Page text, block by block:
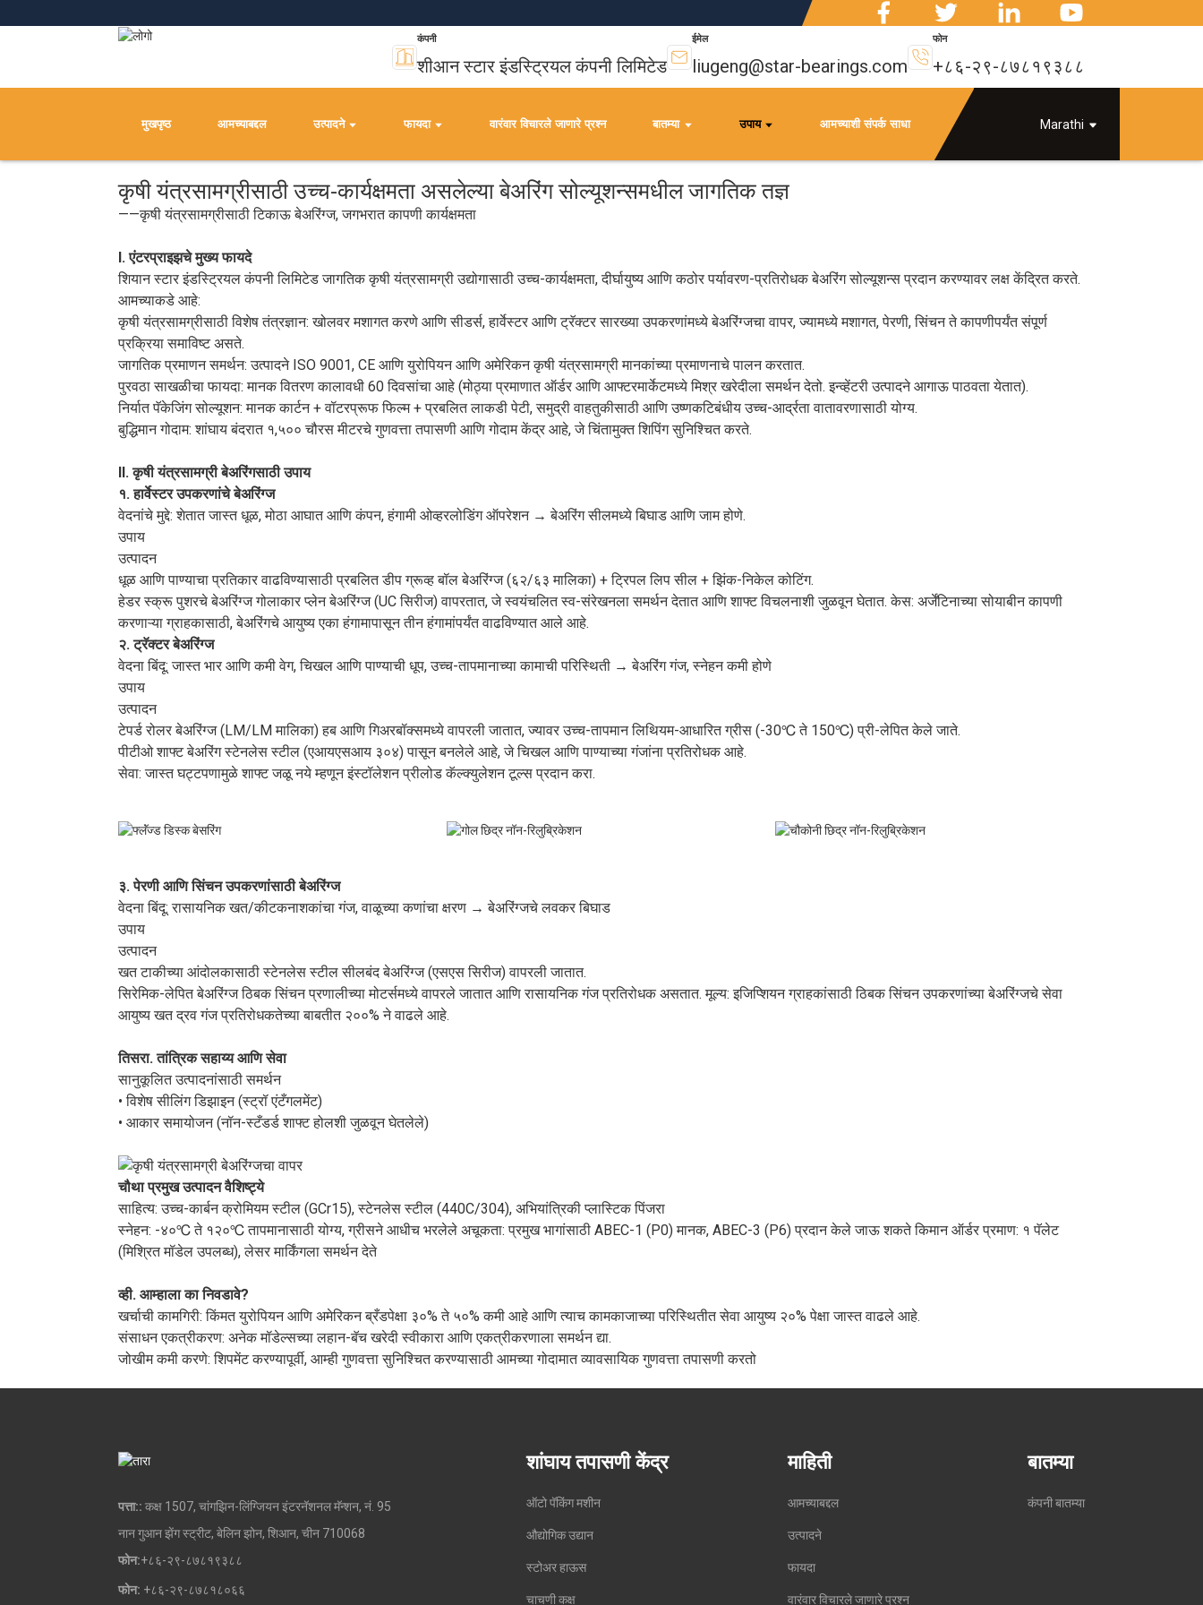
कंपनी
शीआन स्टार इंडस्ट्रियल कंपनी लिमिटेड
ईमेल
liugeng@star-bearings.com
फोन
+८६-२९-८७८१९३८८
मुखपृष्ठ आमच्याबद्दल उत्पादने फायदा वारंवार विचारले जाणारे प्रश्न बातम्या उपाय आमच्याशी संपर्क साधा Marathi
कृषी यंत्रसामग्रीसाठी उच्च-कार्यक्षमता असलेल्या बेअरिंग सोल्यूशन्समधील जागतिक तज्ञ
——कृषी यंत्रसामग्रीसाठी टिकाऊ बेअरिंग्ज, जगभरात कापणी कार्यक्षमता
I. एंटरप्राइझचे मुख्य फायदे
शियान स्टार इंडस्ट्रियल कंपनी लिमिटेड जागतिक कृषी यंत्रसामग्री उद्योगासाठी उच्च-कार्यक्षमता, दीर्घायुष्य आणि कठोर पर्यावरण-प्रतिरोधक बेअरिंग सोल्यूशन्स प्रदान करण्यावर लक्ष केंद्रित करते.
आमच्याकडे आहे:
कृषी यंत्रसामग्रीसाठी विशेष तंत्रज्ञान: खोलवर मशागत करणे आणि सीडर्स, हार्वेस्टर आणि ट्रॅक्टर सारख्या उपकरणांमध्ये बेअरिंग्जचा वापर, ज्यामध्ये मशागत, पेरणी, सिंचन ते कापणीपर्यंत संपूर्ण
प्रक्रिया समाविष्ट असते.
जागतिक प्रमाणन समर्थन: उत्पादने ISO 9001, CE आणि युरोपियन आणि अमेरिकन कृषी यंत्रसामग्री मानकांच्या प्रमाणनाचे पालन करतात.
पुरवठा साखळीचा फायदा: मानक वितरण कालावधी 60 दिवसांचा आहे (मोठ्या प्रमाणात ऑर्डर आणि आफ्टरमार्केटमध्ये मिश्र खरेदीला समर्थन देतो. इन्व्हेंटरी उत्पादने आगाऊ पाठवता येतात).
निर्यात पॅकेजिंग सोल्यूशन: मानक कार्टन + वॉटरप्रूफ फिल्म + प्रबलित लाकडी पेटी, समुद्री वाहतुकीसाठी आणि उष्णकटिबंधीय उच्च-आर्द्रता वातावरणासाठी योग्य.
बुद्धिमान गोदाम: शांघाय बंदरात १,५०० चौरस मीटरचे गुणवत्ता तपासणी आणि गोदाम केंद्र आहे, जे चिंतामुक्त शिपिंग सुनिश्चित करते.
II. कृषी यंत्रसामग्री बेअरिंगसाठी उपाय
१. हार्वेस्टर उपकरणांचे बेअरिंग्ज
वेदनांचे मुद्दे: शेतात जास्त धूळ, मोठा आघात आणि कंपन, हंगामी ओव्हरलोडिंग ऑपरेशन → बेअरिंग सीलमध्ये बिघाड आणि जाम होणे.
उपाय
उत्पादन
धूळ आणि पाण्याचा प्रतिकार वाढविण्यासाठी प्रबलित डीप ग्रूव्ह बॉल बेअरिंग्ज (६२/६३ मालिका) + ट्रिपल लिप सील + झिंक-निकेल कोटिंग.
हेडर स्क्रू पुशरचे बेअरिंग्ज गोलाकार प्लेन बेअरिंग्ज (UC सिरीज) वापरतात, जे स्वयंचलित स्व-संरेखनला समर्थन देतात आणि शाफ्ट विचलनाशी जुळवून घेतात. केस: अर्जेंटिनाच्या सोयाबीन कापणी
करणाऱ्या ग्राहकासाठी, बेअरिंगचे आयुष्य एका हंगामापासून तीन हंगामांपर्यंत वाढविण्यात आले आहे.
२. ट्रॅक्टर बेअरिंग्ज
वेदना बिंदू: जास्त भार आणि कमी वेग, चिखल आणि पाण्याची धूप, उच्च-तापमानाच्या कामाची परिस्थिती → बेअरिंग गंज, स्नेहन कमी होणे
उपाय
उत्पादन
टेपर्ड रोलर बेअरिंग्ज (LM/LM मालिका) हब आणि गिअरबॉक्समध्ये वापरली जातात, ज्यावर उच्च-तापमान लिथियम-आधारित ग्रीस (-30℃ ते 150℃) प्री-लेपित केले जाते.
पीटीओ शाफ्ट बेअरिंग स्टेनलेस स्टील (एआयएसआय ३०४) पासून बनलेले आहे, जे चिखल आणि पाण्याच्या गंजांना प्रतिरोधक आहे.
सेवा: जास्त घट्टपणामुळे शाफ्ट जळू नये म्हणून इंस्टॉलेशन प्रीलोड कॅल्क्युलेशन टूल्स प्रदान करा.
३. पेरणी आणि सिंचन उपकरणांसाठी बेअरिंग्ज
वेदना बिंदू: रासायनिक खत/कीटकनाशकांचा गंज, वाळूच्या कणांचा क्षरण → बेअरिंग्जचे लवकर बिघाड
उपाय
उत्पादन
खत टाकीच्या आंदोलकासाठी स्टेनलेस स्टील सीलबंद बेअरिंग्ज (एसएस सिरीज) वापरली जातात.
सिरेमिक-लेपित बेअरिंग्ज ठिबक सिंचन प्रणालीच्या मोटर्समध्ये वापरले जातात आणि रासायनिक गंज प्रतिरोधक असतात. मूल्य: इजिप्शियन ग्राहकांसाठी ठिबक सिंचन उपकरणांच्या बेअरिंग्जचे सेवा
आयुष्य खत द्रव गंज प्रतिरोधकतेच्या बाबतीत २००% ने वाढले आहे.
तिसरा. तांत्रिक सहाय्य आणि सेवा
सानुकूलित उत्पादनांसाठी समर्थन
• विशेष सीलिंग डिझाइन (स्ट्रॉ एंटँगलमेंट)
• आकार समायोजन (नॉन-स्टँडर्ड शाफ्ट होलशी जुळवून घेतलेले)
चौथा प्रमुख उत्पादन वैशिष्ट्ये
साहित्य: उच्च-कार्बन क्रोमियम स्टील (GCr15), स्टेनलेस स्टील (440C/304), अभियांत्रिकी प्लास्टिक पिंजरा
स्नेहन: -४०℃ ते १२०℃ तापमानासाठी योग्य, ग्रीसने आधीच भरलेले अचूकता: प्रमुख भागांसाठी ABEC-1 (P0) मानक, ABEC-3 (P6) प्रदान केले जाऊ शकते किमान ऑर्डर प्रमाण: १ पॅलेट
(मिश्रित मॉडेल उपलब्ध), लेसर मार्किंगला समर्थन देते
व्ही. आम्हाला का निवडावे?
खर्चाची कामगिरी: किंमत युरोपियन आणि अमेरिकन ब्रँडपेक्षा ३०% ते ५०% कमी आहे आणि त्याच कामकाजाच्या परिस्थितीत सेवा आयुष्य २०% पेक्षा जास्त वाढले आहे.
संसाधन एकत्रीकरण: अनेक मॉडेल्सच्या लहान-बॅच खरेदी स्वीकारा आणि एकत्रीकरणाला समर्थन द्या.
जोखीम कमी करणे: शिपमेंट करण्यापूर्वी, आम्ही गुणवत्ता सुनिश्चित करण्यासाठी आमच्या गोदामात व्यावसायिक गुणवत्ता तपासणी करतो
पत्ता:: कक्ष 1507, चांगझिन-लिंग्जियन इंटरनॅशनल मॅन्शन, नं. 95
नान गुआन झेंग स्ट्रीट, बेलिन झोन, शिआन, चीन 710068
फोन:+८६-२९-८७८१९३८८
फोन: +८६-२९-८७८१८०६६
शांघाय तपासणी केंद्र
ऑटो पॅकिंग मशीन
औद्योगिक उद्यान
स्टोअर हाऊस
चाचणी कक्ष
माहिती
आमच्याबद्दल
उत्पादने
फायदा
वारंवार विचारले जाणारे प्रश्न
बातम्या
कंपनी बातम्या